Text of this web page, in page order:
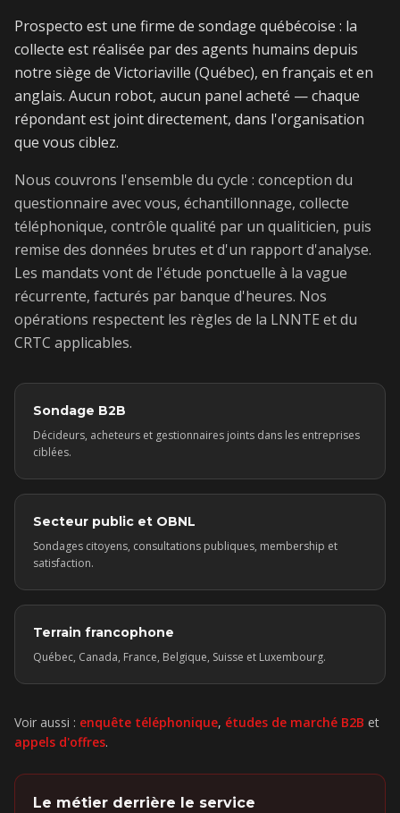
Prospecto est une firme de sondage québécoise : la
collecte est réalisée par des agents humains depuis
notre siège de Victoriaville (Québec), en français et en
anglais. Aucun robot, aucun panel acheté — chaque
répondant est joint directement, dans l'organisation
que vous ciblez.
Nous couvrons l'ensemble du cycle : conception du
questionnaire avec vous, échantillonnage, collecte
téléphonique, contrôle qualité par un qualiticien, puis
remise des données brutes et d'un rapport d'analyse.
Les mandats vont de l'étude ponctuelle à la vague
récurrente, facturés par banque d'heures. Nos
opérations respectent les règles de la LNNTE et du
CRTC applicables.
Sondage B2B
Décideurs, acheteurs et gestionnaires joints dans les entreprises
ciblées.
Secteur public et OBNL
Sondages citoyens, consultations publiques, membership et
satisfaction.
Terrain francophone
Québec, Canada, France, Belgique, Suisse et Luxembourg.
Voir aussi : enquête téléphonique, études de marché B2B et
appels d'offres.
Le métier derrière le service